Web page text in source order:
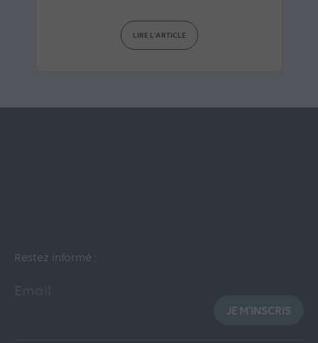
LIRE L'ARTICLE
Restez informé :
JE M'INSCRIS